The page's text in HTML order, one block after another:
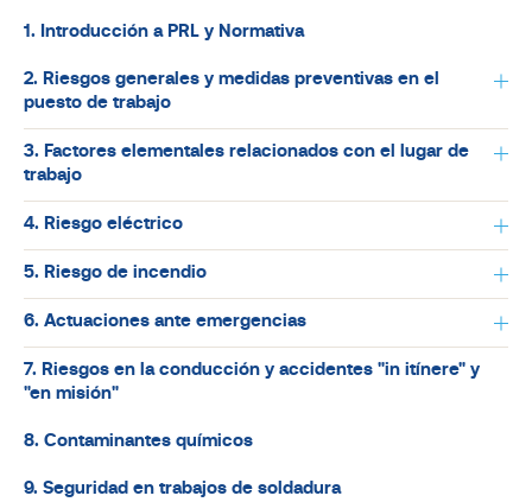
1. Introducción a PRL y Normativa
2. Riesgos generales y medidas preventivas en el
puesto de trabajo
3. Factores elementales relacionados con el lugar de
trabajo
4. Riesgo eléctrico
5. Riesgo de incendio
6. Actuaciones ante emergencias
7. Riesgos en la conducción y accidentes "in itínere" y
"en misión"
8. Contaminantes químicos
9. Seguridad en trabajos de soldadura